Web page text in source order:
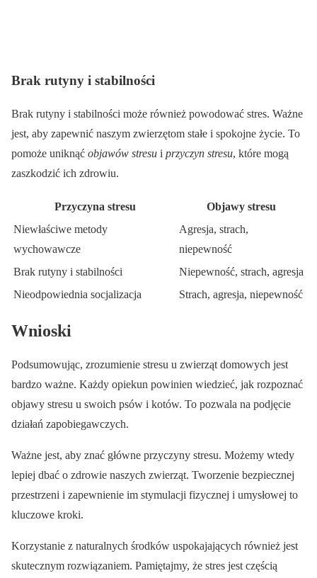
Brak rutyny i stabilności
Brak rutyny i stabilności może również powodować stres. Ważne
jest, aby zapewnić naszym zwierzętom stałe i spokojne życie. To
pomoże uniknąć objawów stresu i przyczyn stresu, które mogą
zaszkodzić ich zdrowiu.
Przyczyna stresu
Objawy stresu
Niewłaściwe metody
wychowawcze
Agresja, strach,
niepewność
Brak rutyny i stabilności
Niepewność, strach, agresja
Nieodpowiednia socjalizacja
Strach, agresja, niepewność
Wnioski
Podsumowując, zrozumienie stresu u zwierząt domowych jest
bardzo ważne. Każdy opiekun powinien wiedzieć, jak rozpoznać
objawy stresu u swoich psów i kotów. To pozwala na podjęcie
działań zapobiegawczych.
Ważne jest, aby znać główne przyczyny stresu. Możemy wtedy
lepiej dbać o zdrowie naszych zwierząt. Tworzenie bezpiecznej
przestrzeni i zapewnienie im stymulacji fizycznej i umysłowej to
kluczowe kroki.
Korzystanie z naturalnych środków uspokajających również jest
skutecznym rozwiązaniem. Pamiętajmy, że stres jest częścią